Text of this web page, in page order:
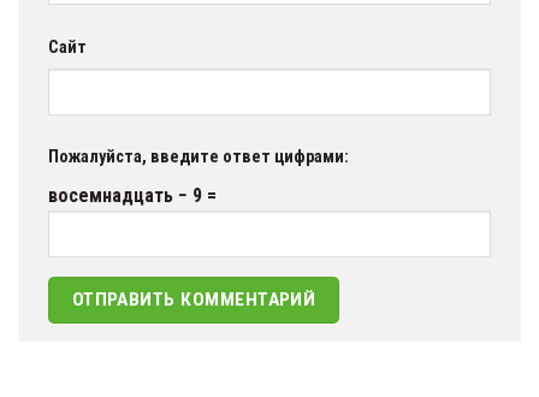
Сайт
Пожалуйста, введите ответ цифрами:
восемнадцать − 9 =